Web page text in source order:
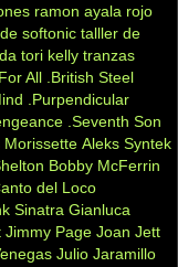
ramon ayala rojo
softonic talller de
tori kelly tranzas
All .British Steel
.Purpendicular
.Seventh Son
Morissette Aleks Syntek
Bobby McFerrin
del Loco
Sinatra Gianluca
Jimmy Page Joan Jett
Julio Jaramillo